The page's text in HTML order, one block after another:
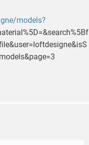
models?